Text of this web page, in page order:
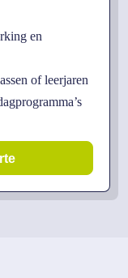
en
of leerjaren